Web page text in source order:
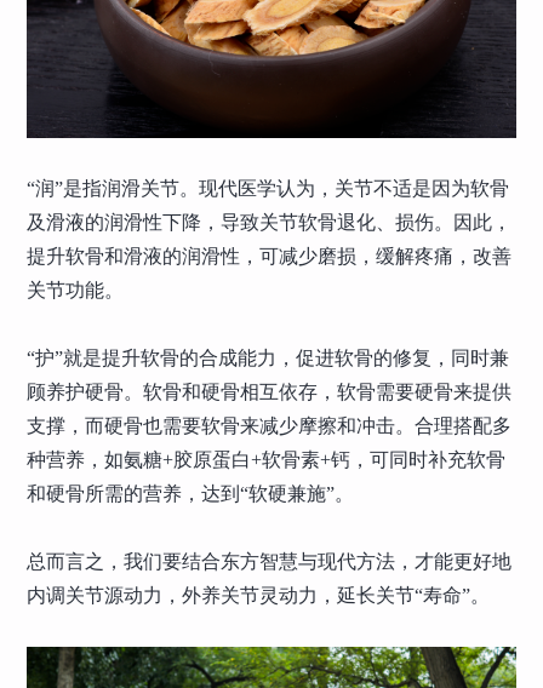
“润”是指润滑关节。现代医学认为，关节不适是因为软骨
及滑液的润滑性下降，导致关节软骨退化、损伤。因此，
提升软骨和滑液的润滑性，可减少磨损，缓解疼痛，改善
关节功能。
“护”就是提升软骨的合成能力，促进软骨的修复，同时兼
顾养护硬骨。软骨和硬骨相互依存，软骨需要硬骨来提供
支撑，而硬骨也需要软骨来减少摩擦和冲击。合理搭配多
种营养，如氨糖+胶原蛋白+软骨素+钙，可同时补充软骨
和硬骨所需的营养，达到“软硬兼施”。
总而言之，我们要结合东方智慧与现代方法，才能更好地
内调关节源动力，外养关节灵动力，延长关节“寿命”。